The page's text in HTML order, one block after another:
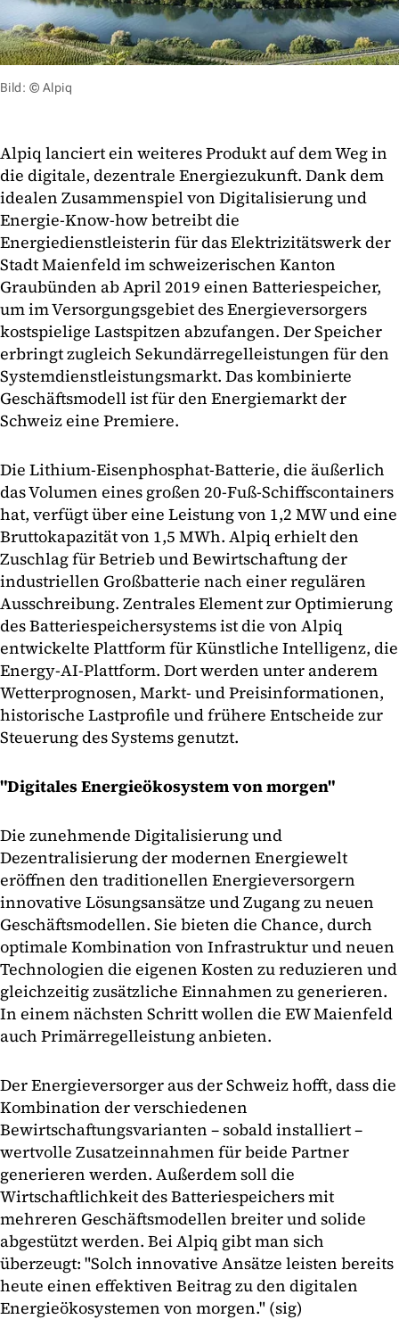
Bild: © Alpiq
Alpiq lanciert ein weiteres Produkt auf dem Weg in
die digitale, dezentrale Energiezukunft. Dank dem
idealen Zusammenspiel von Digitalisierung und
Energie-Know-how betreibt die
Energiedienstleisterin für das Elektrizitätswerk der
Stadt Maienfeld im schweizerischen Kanton
Graubünden ab April 2019 einen Batteriespeicher,
um im Versorgungsgebiet des Energieversorgers
kostspielige Lastspitzen abzufangen. Der Speicher
erbringt zugleich Sekundärregelleistungen für den
Systemdienstleistungsmarkt. Das kombinierte
Geschäftsmodell ist für den Energiemarkt der
Schweiz eine Premiere.
Die Lithium-Eisenphosphat-Batterie, die äußerlich
das Volumen eines großen 20-Fuß-Schiffscontainers
hat, verfügt über eine Leistung von 1,2 MW und eine
Bruttokapazität von 1,5 MWh. Alpiq erhielt den
Zuschlag für Betrieb und Bewirtschaftung der
industriellen Großbatterie nach einer regulären
Ausschreibung. Zentrales Element zur Optimierung
des Batteriespeichersystems ist die von Alpiq
entwickelte Plattform für Künstliche Intelligenz, die
Energy-AI-Plattform. Dort werden unter anderem
Wetterprognosen, Markt- und Preisinformationen,
historische Lastprofile und frühere Entscheide zur
Steuerung des Systems genutzt.
"Digitales Energieökosystem von morgen"
Die zunehmende Digitalisierung und
Dezentralisierung der modernen Energiewelt
eröffnen den traditionellen Energieversorgern
innovative Lösungsansätze und Zugang zu neuen
Geschäftsmodellen. Sie bieten die Chance, durch
optimale Kombination von Infrastruktur und neuen
Technologien die eigenen Kosten zu reduzieren und
gleichzeitig zusätzliche Einnahmen zu generieren.
In einem nächsten Schritt wollen die EW Maienfeld
auch Primärregelleistung anbieten.
Der Energieversorger aus der Schweiz hofft, dass die
Kombination der verschiedenen
Bewirtschaftungsvarianten – sobald installiert –
wertvolle Zusatzeinnahmen für beide Partner
generieren werden. Außerdem soll die
Wirtschaftlichkeit des Batteriespeichers mit
mehreren Geschäftsmodellen breiter und solide
abgestützt werden. Bei Alpiq gibt man sich
überzeugt: "Solch innovative Ansätze leisten bereits
heute einen effektiven Beitrag zu den digitalen
Energieökosystemen von morgen." (sig)